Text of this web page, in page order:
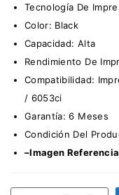
Tecnología De
Color: Black
Capacidad: Alta
Rendimiento De
Compatibilidad:
/ 6053ci
Garantía: 6 Meses
Condición Del
–Imagen